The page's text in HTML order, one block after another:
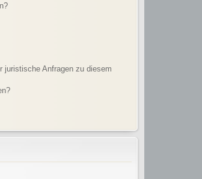
juristische Anfragen zu diesem